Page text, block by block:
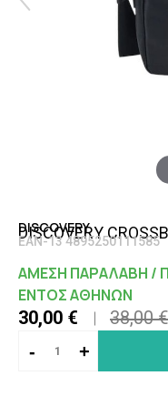
DISCOVERY
DISCOVERY
EAN-13 4895250111585
ΑΜΕΣΗ ΠΑΡΑΛΑΒΗ /
ΕΝΤΟΣ ΑΘΗΝΩΝ
30,00 € 38,00 €
-
+